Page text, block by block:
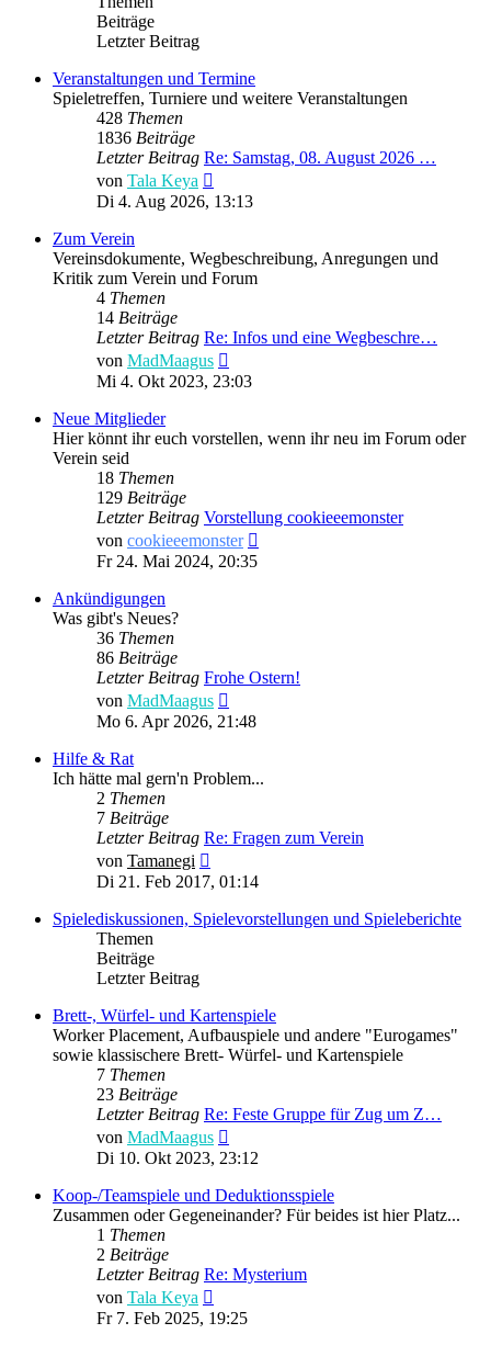
Beiträge
Letzter Beitrag
Veranstaltungen und Termine
Spieletreffen, Turniere und weitere Veranstaltungen
428 Themen
1836 Beiträge
Letzter Beitrag Re: Samstag, 08. August 2026 …
von Tala Keya
Beitrag
Di 4. Aug 2026, 13:13
Zum Verein
Vereinsdokumente, Wegbeschreibung, Anregungen und
Kritik zum Verein und Forum
4 Themen
14 Beiträge
Letzter Beitrag Re: Infos und eine Wegbeschre…
von MadMaagus
Beitrag
Mi 4. Okt 2023, 23:03
Neue Mitglieder
Hier könnt ihr euch vorstellen, wenn ihr neu im Forum oder
Verein seid
18 Themen
129 Beiträge
Letzter Beitrag Vorstellung cookieeemonster
von cookieeemonster
Fr 24. Mai 2024, 20:35
Ankündigungen
Was gibt's Neues?
36 Themen
86 Beiträge
Letzter Beitrag Frohe Ostern!
von MadMaagus
Beitrag
Mo 6. Apr 2026, 21:48
Hilfe & Rat
Ich hätte mal gern'n Problem...
2 Themen
7 Beiträge
Letzter Beitrag Re: Fragen zum Verein
von Tamanegi
Beitrag
Di 21. Feb 2017, 01:14
Spielediskussionen, Spielevorstellungen und Spieleberichte
Themen
Beiträge
Letzter Beitrag
Brett-, Würfel- und Kartenspiele
Worker Placement, Aufbauspiele und andere "Eurogames"
sowie klassischere Brett- Würfel- und Kartenspiele
7 Themen
23 Beiträge
Letzter Beitrag Re: Feste Gruppe für Zug um Z…
von MadMaagus
Beitrag
Di 10. Okt 2023, 23:12
Koop-/Teamspiele und Deduktionsspiele
Zusammen oder Gegeneinander? Für beides ist hier Platz...
1 Themen
2 Beiträge
Letzter Beitrag Re: Mysterium
von Tala Keya
Beitrag
Fr 7. Feb 2025, 19:25